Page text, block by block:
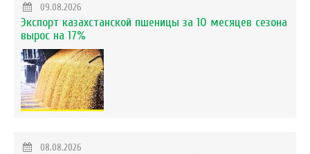
09.08.2026
Экспорт казахстанской пшеницы за 10 месяцев сезона
вырос на 17%
08.08.2026